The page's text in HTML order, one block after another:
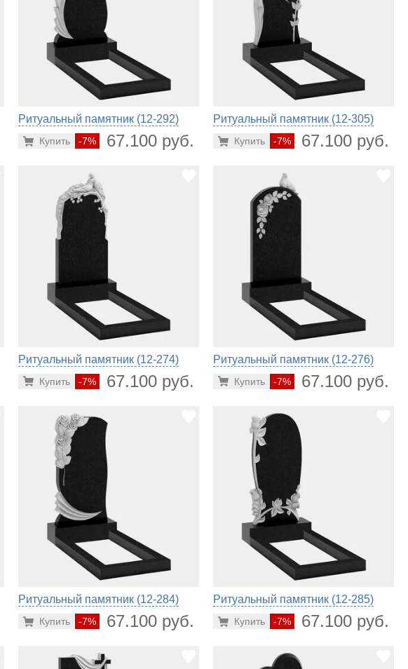
Ритуальный памятник (12-292)
-7% 67.100 руб.
Купить
Ритуальный памятник (12-305)
-7% 67.100 руб.
Купить
Ритуальный памятник (12-274)
-7% 67.100 руб.
Купить
Ритуальный памятник (12-276)
-7% 67.100 руб.
Купить
Ритуальный памятник (12-284)
-7% 67.100 руб.
Купить
Ритуальный памятник (12-285)
-7% 67.100 руб.
Купить